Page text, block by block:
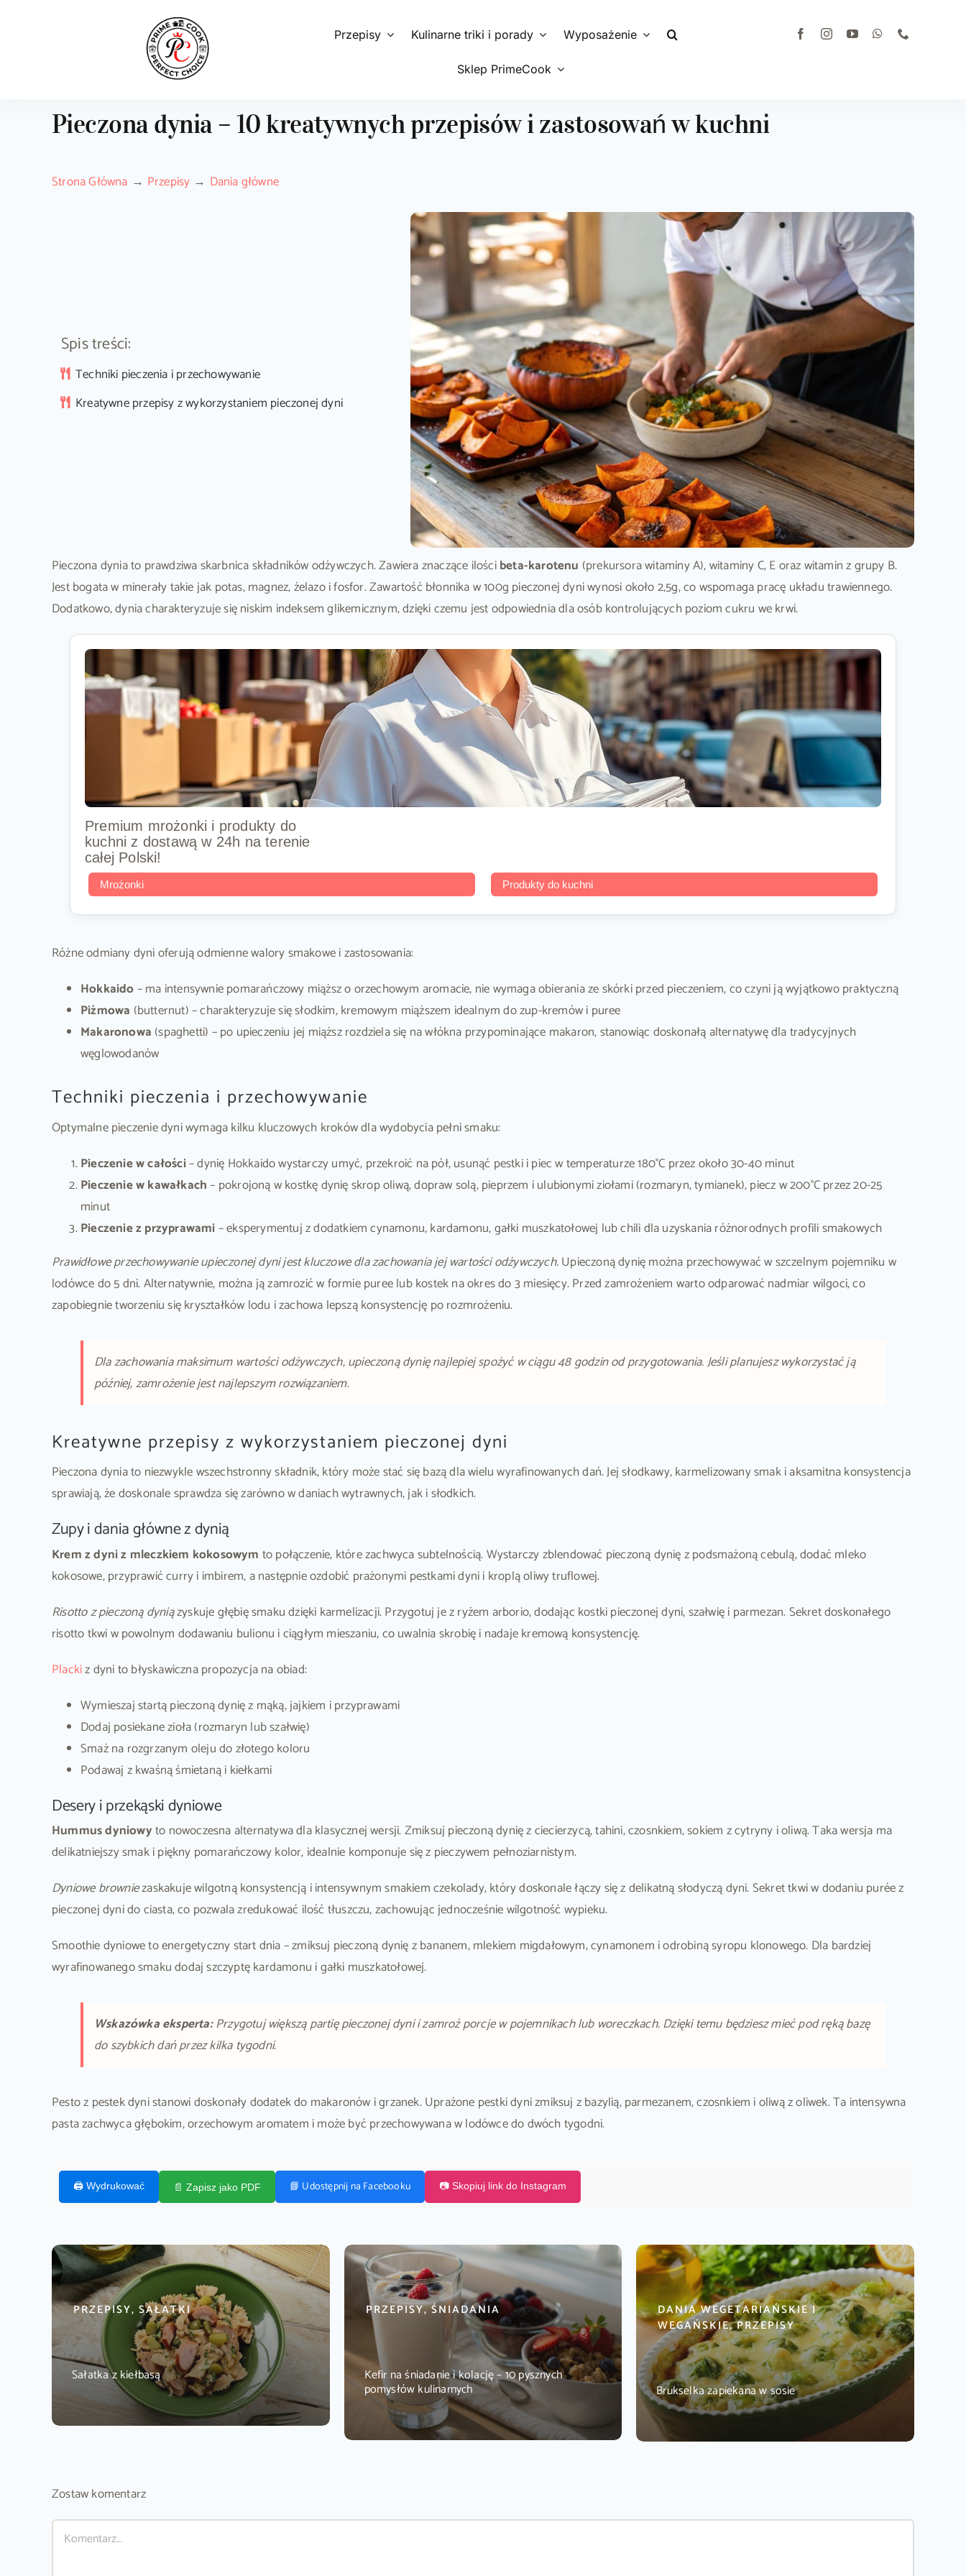
Przepisy Kulinarne triki i porady Wyposażenie
Sklep PrimeCook
Pieczona dynia – 10 kreatywnych przepisów i zastosowań w kuchni
Strona Główna Przepisy Dania główne
Spis treści:
Techniki pieczenia i przechowywanie
Kreatywne przepisy z wykorzystaniem pieczonej dyni
Pieczona dynia to prawdziwa skarbnica składników odżywczych. Zawiera znaczące ilościbeta-karotenu (prekursora witaminy A), witaminy C, E oraz witamin z grupy B.
Jest bogata w minerały takie jak potas, magnez, żelazo i fosfor. Zawartość błonnika w 100g pieczonej dyni wynosi około 2,5g, co wspomaga pracę układu trawiennego.
Dodatkowo, dynia charakteryzuje się niskim indeksem glikemicznym, dzięki czemu jest odpowiednia dla osób kontrolujących poziom cukru we krwi.
Premium mrożonki i produkty do
kuchni z dostawą w 24h na terenie
całej Polski!
Mrożonki Produkty do kuchni
Różne odmiany dyni oferują odmienne walory smakowe i zastosowania:
Hokkaido– ma intensywnie pomarańczowy miąższ o orzechowym aromacie, nie wymaga obierania ze skórki przed pieczeniem, co czyni ją wyjątkowo praktyczną
Piżmowa (butternut) – charakteryzuje się słodkim, kremowym miąższem idealnym do zup-kremów i puree
Makaronowa (spaghetti) – po upieczeniu jej miąższ rozdziela się na włókna przypominające makaron, stanowiąc doskonałą alternatywę dla tradycyjnych
węglowodanów
Techniki pieczenia i przechowywanie
Optymalne pieczenie dyni wymaga kilku kluczowych kroków dla wydobycia pełni smaku:
Pieczenie w całości– dynię Hokkaido wystarczy umyć, przekroić na pół, usunąć pestki i piec w temperaturze 180°C przez około 30-40 minut
Pieczenie w kawałkach– pokrojoną w kostkę dynię skrop oliwą, dopraw solą, pieprzem i ulubionymi ziołami (rozmaryn, tymianek), piecz w 200°C przez 20-25
minut
Pieczenie z przyprawami– eksperymentuj z dodatkiem cynamonu, kardamonu, gałki muszkatołowej lub chili dla uzyskania różnorodnych profili smakowych
Prawidłowe przechowywanie upieczonej dyni jest kluczowe dla zachowania jej wartości odżywczych.Upieczoną dynię można przechowywać w szczelnym pojemniku w
lodówce do 5 dni. Alternatywnie, można ją zamrozić w formie puree lub kostek na okres do 3 miesięcy. Przed zamrożeniem warto odparować nadmiar wilgoci, co
zapobiegnie tworzeniu się kryształków lodu i zachowa lepszą konsystencję po rozmrożeniu.
Dla zachowania maksimum wartości odżywczych, upieczoną dynię najlepiej spożyć w ciągu 48 godzin od przygotowania. Jeśli planujesz wykorzystać ją
później, zamrożenie jest najlepszym rozwiązaniem.
Kreatywne przepisy z wykorzystaniem pieczonej dyni
Pieczona dynia to niezwykle wszechstronny składnik, który może stać się bazą dla wielu wyrafinowanych dań. Jej słodkawy, karmelizowany smak i aksamitna konsystencja
sprawiają, że doskonale sprawdza się zarówno w daniach wytrawnych, jak i słodkich.
Zupy i dania główne z dynią
Krem z dyni z mleczkiem kokosowym to połączenie, które zachwyca subtelnością. Wystarczy zblendować pieczoną dynię z podsmażoną cebulą, dodać mleko
kokosowe, przyprawić curry i imbirem, a następnie ozdobić prażonymi pestkami dyni i kroplą oliwy truflowej.
Risotto z pieczoną dyniązyskuje głębię smaku dzięki karmelizacji. Przygotuj je z ryżem arborio, dodając kostki pieczonej dyni, szałwię i parmezan. Sekret doskonałego
risotto tkwi w powolnym dodawaniu bulionu i ciągłym mieszaniu, co uwalnia skrobię i nadaje kremową konsystencję.
Plackiz dyni to błyskawiczna propozycja na obiad:
Wymieszaj startą pieczoną dynię z mąką, jajkiem i przyprawami
Dodaj posiekane zioła (rozmaryn lub szałwię)
Smaż na rozgrzanym oleju do złotego koloru
Podawaj z kwaśną śmietaną i kiełkami
Desery i przekąski dyniowe
Hummus dyniowyto nowoczesna alternatywa dla klasycznej wersji. Zmiksuj pieczoną dynię z ciecierzycą, tahini, czosnkiem, sokiem z cytryny i oliwą. Taka wersja ma
delikatniejszy smak i piękny pomarańczowy kolor, idealnie komponuje się z pieczywem pełnoziarnistym.
Dyniowe browniezaskakuje wilgotną konsystencją i intensywnym smakiem czekolady, który doskonale łączy się z delikatną słodyczą dyni. Sekret tkwi w dodaniu purée z
pieczonej dyni do ciasta, co pozwala zredukować ilość tłuszczu, zachowując jednocześnie wilgotność wypieku.
Smoothie dyniowe to energetyczny start dnia – zmiksuj pieczoną dynię z bananem, mlekiem migdałowym, cynamonem i odrobiną syropu klonowego. Dla bardziej
wyrafinowanego smaku dodaj szczyptę kardamonu i gałki muszkatołowej.
Wskazówka eksperta:Przygotuj większą partię pieczonej dyni i zamroź porcje w pojemnikach lub woreczkach. Dzięki temu będziesz mieć pod ręką bazę
do szybkich dań przez kilka tygodni.
Pesto z pestek dyni stanowi doskonały dodatek do makaronów i grzanek. Uprażone pestki dyni zmiksuj z bazylią, parmezanem, czosnkiem i oliwą z oliwek. Ta intensywna
pasta zachwyca głębokim, orzechowym aromatem i może być przechowywana w lodówce do dwóch tygodni.
🖨️ Wydrukować 📄 Zapisz jako PDF 📘 Udostępnij na Facebooku 📷 Skopiuj link do Instagram
PRZEPISY, SAŁATKI
Sałatka z kiełbasą
PRZEPISY, ŚNIADANIA
Kefir na śniadanie i kolację – 10 pysznych
pomysłów kulinarnych
DANIA WEGETARIAŃSKIE I
WEGAŃSKIE, PRZEPISY
Brukselka zapiekana w sosie
Zostaw komentarz
Comment